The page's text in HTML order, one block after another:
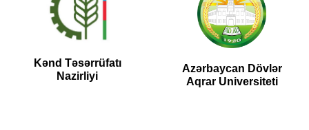
Ali Attestasiya
Milli Elmlər
Akademiyası